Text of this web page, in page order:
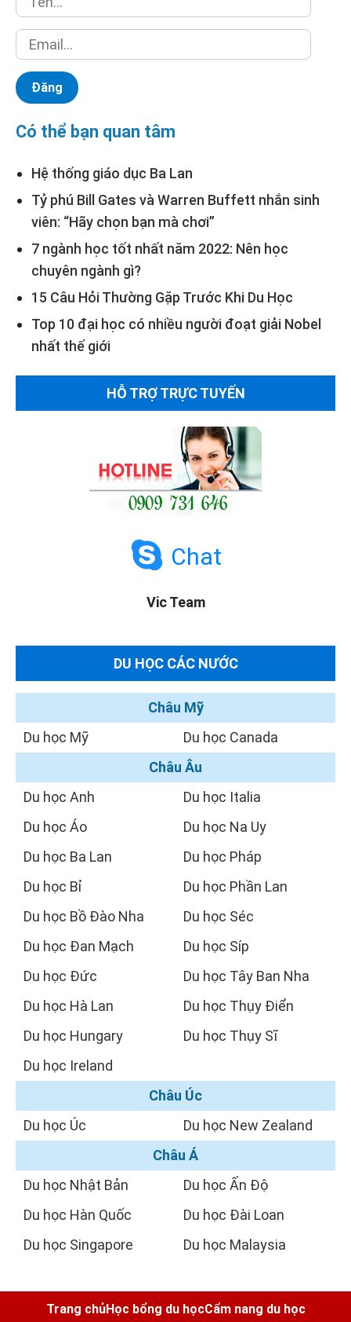
Có thể bạn quan tâm
Hệ thống giáo dục Ba Lan
Tỷ phú Bill Gates và Warren Buffett nhắn sinh
viên: “Hãy chọn bạn mà chơi”
7 ngành học tốt nhất năm 2022: Nên học
chuyên ngành gì?
15 Câu Hỏi Thường Gặp Trước Khi Du Học
Top 10 đại học có nhiều người đoạt giải Nobel
nhất thế giới
HỖ TRỢ TRỰC TUYẾN
Chat
Vic Team
DU HỌC CÁC NƯỚC
Châu Mỹ
Du học Mỹ
Du học Canada
Châu Âu
Du học Anh
Du học Áo
Du học Ba Lan
Du học Bỉ
Du học Bồ Đào Nha
Du học Đan Mạch
Du học Đức
Du học Hà Lan
Du học Hungary
Du học Ireland
Du học Italia
Du học Na Uy
Du học Pháp
Du học Phần Lan
Du học Séc
Du học Síp
Du học Tây Ban Nha
Du học Thụy Điển
Du học Thụy Sĩ
Châu Úc
Du học Úc
Du học New Zealand
Châu Á
Du học Nhật Bản
Du học Hàn Quốc
Du học Singapore
Du học Ấn Độ
Du học Đài Loan
Du học Malaysia
Trang chủHọc bổng du họcCẩm nang du học